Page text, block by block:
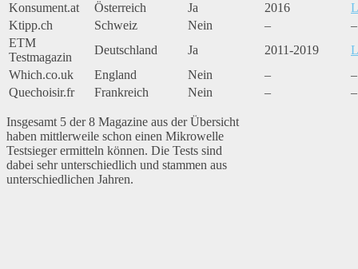
Konsument.at
Österreich Ja 2016
Ktipp.ch
Schweiz Nein –
–
ETM
Testmagazin
Deutschland Ja 2011-2019
Which.co.uk
England Nein –
–
Quechoisir.fr
Frankreich Nein – –
Insgesamt 5 der 8 Magazine aus der Übersicht
haben mittlerweile schon einen Mikrowelle
Testsieger ermitteln können. Die Tests sind
dabei sehr unterschiedlich und stammen aus
unterschiedlichen Jahren.